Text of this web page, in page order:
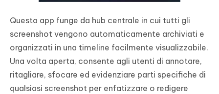
Questa app funge da hub centrale in cui tutti gli
screenshot vengono automaticamente archiviati e
organizzati in una timeline facilmente visualizzabile.
Una volta aperta, consente agli utenti di annotare,
ritagliare, sfocare ed evidenziare parti specifiche di
qualsiasi screenshot per enfatizzare o redigere